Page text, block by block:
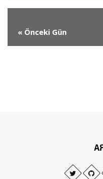
« Önceki Gün